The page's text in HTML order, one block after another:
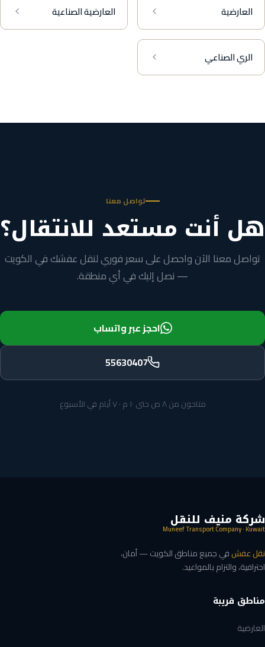
العارضية العارضية الصناعية
الري الصناعي
تواصل معنا
هل أنت مستعد للانتقال؟
تواصل معنا الآن واحصل على سعر فوري لنقل عفشك في الكويت
— نصل إليك في أي منطقة.
احجز عبر واتساب
55630407
متاحون من ٨ ص حتى ١٠ م · ٧ أيام في الأسبوع
شركة منيف للنقل
Muneef Transport Company · Kuwait
نقل عفشفي جميع مناطق الكويت — أمان،
احترافية، والتزام بالمواعيد.
مناطق قريبة
العارضية